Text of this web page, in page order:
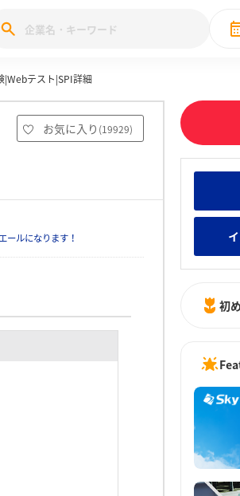
ーン
みんなの新卒就職人気企業ラン
28卒 IT・DX現場社員インタ
|Webテスト|SPI詳細
お気に入り (19929)
ールになります！
初